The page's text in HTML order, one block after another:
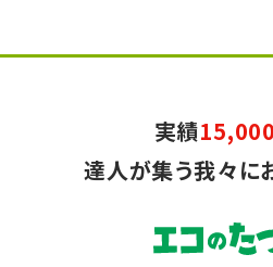
実績15,000
達人が集う我々に